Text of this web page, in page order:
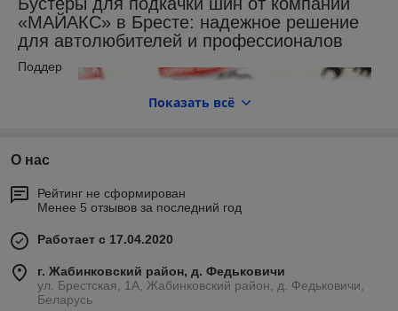
«МАЙАКС» в Бресте: надежное решение
для автолюбителей и профессионалов
Поддер
шинах
— один
из
х
факторо
в
безопас
ности,
Показать всё
О нас
Рейтинг не сформирован
Менее 5 отзывов за последний год
Работает с 17.04.2020
г. Жабинковский район, д. Федьковичи
ул. Брестская, 1А, Жабинковский район, д. Федьковичи,
Беларусь